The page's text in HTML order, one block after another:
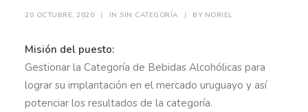
20 OCTUBRE, 2020 | IN SIN CATEGORÍA | BY NORIEL
Misión del puesto:
Gestionar la Categoría de Bebidas Alcohólicas para
lograr su implantación en el mercado uruguayo y así
potenciar los resultados de la categoría.